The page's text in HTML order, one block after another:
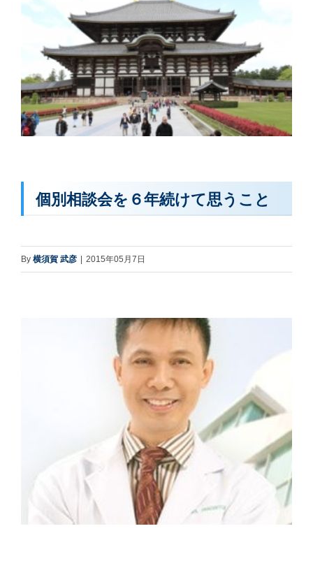
個別相談会を６年続けて思うこと
By 横須賀 武彦 | 2015年05月7日